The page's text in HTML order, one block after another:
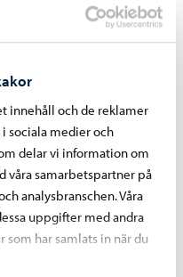
innehåll och de reklamer
sociala medier och
delar vi information om
våra samarbetspartner på
analysbranschen. Våra
uppgifter med andra
har samlats in när du
pågår
inleds i
har reviderats